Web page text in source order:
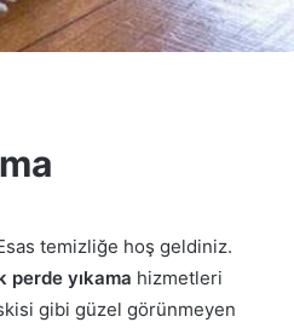
temizliğe hoş geldiniz.
perde yıkama hizmetleri
gibi güzel görünmeyen